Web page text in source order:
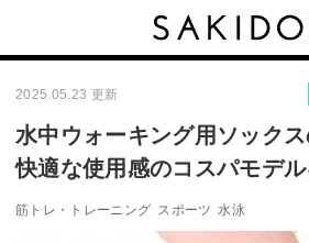
2025.05.23 更新
水中ウォーキング用ソックス
快適な使用感のコスパモデ
筋トレ・トレーニング スポーツ 水泳